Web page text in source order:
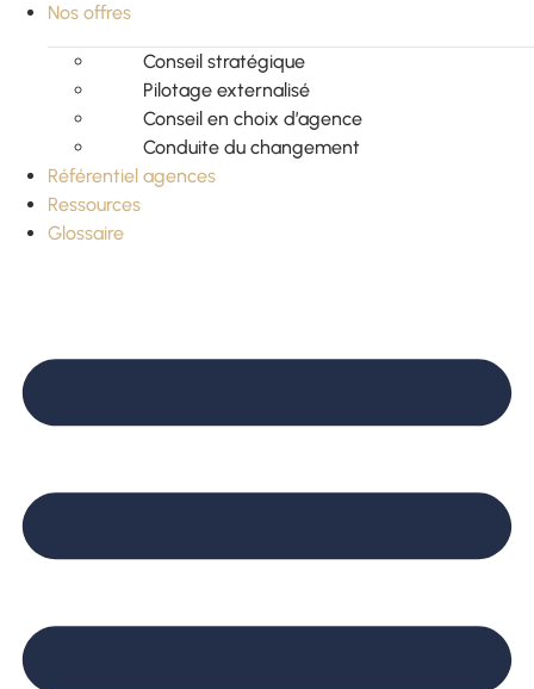
Nos offres
Conseil stratégique
Pilotage externalisé
Conseil en choix d’agence
Conduite du changement
Référentiel agences
Ressources
Glossaire